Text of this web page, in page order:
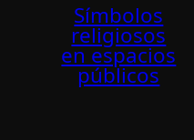
Sí­mbolos
religiosos
en espacios
públicos